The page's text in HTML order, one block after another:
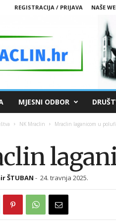
REGISTRACIJA / PRIJAVA NAŠE
MJESNI ODBOR
NK Mraclin Mraclin laganicom u
ŠTUBAN - 24. travnja 2025.